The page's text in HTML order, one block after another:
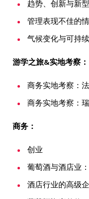
趋势、创新与新
管理表现不佳的
气候变化与可持
游学之旅&实地考察：
商务实地考察：
商务实地考察：
商务：
创业
葡萄酒与酒店业
酒店行业的高级